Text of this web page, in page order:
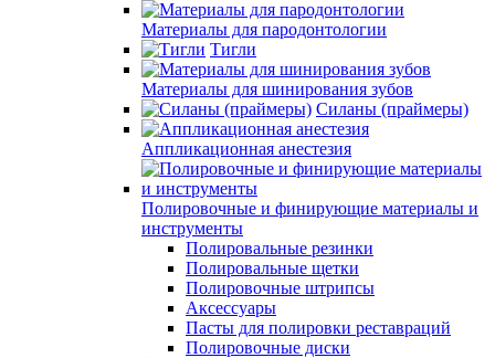
Материалы для пародонтологии
Тигли
Материалы для шинирования зубов
Силаны (праймеры)
Аппликационная анестезия
Полировочные и финирующие материалы и
инструменты
Полировальные резинки
Полировальные щетки
Полировочные штрипсы
Аксессуары
Пасты для полировки реставраций
Полировочные диски